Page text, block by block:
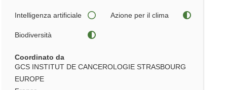
Intelligenza artificiale Azione per il clima
Biodiversità
Coordinato da
GCS INSTITUT DE CANCEROLOGIE STRASBOURG
EUROPE